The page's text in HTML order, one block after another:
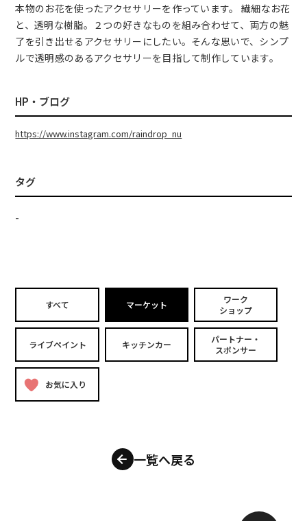
本物のお花を使ったアクセサリーを作っています。 繊細なお花
と、透明な樹脂。２つの好きなものを組み合わせて、両方の魅
了を引き出せるアクセサリーにしたい。そんな思いで、シンプ
ルで透明感のあるアクセサリーを目指して制作しています。
HP・ブログ
https://www.instagram.com/raindrop_nu
タグ
-
すべて マーケット
ワーク
ショップ
ライブペイント キッチンカー
パートナー・
スポンサー
お気に入り
一覧へ戻る